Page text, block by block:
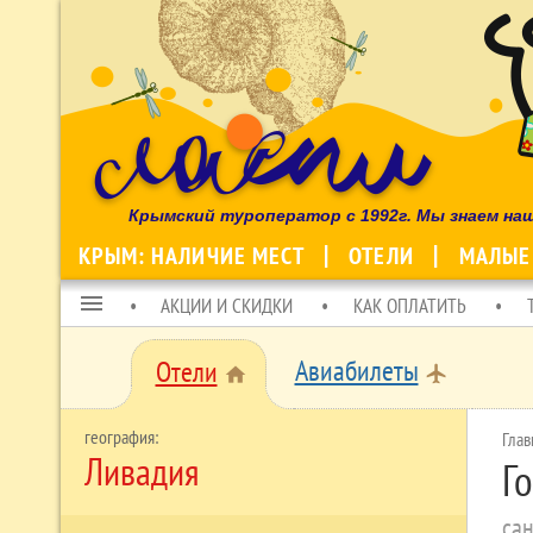
Крымский туроператор с 1992г. Мы знаем
КРЫМ: НАЛИЧИЕ МЕСТ ОТЕЛИ МАЛЫЕ
menu АКЦИИ И СКИДКИ КАК ОПЛАТИТЬ
Отели home Авиабилеты local_airport
Ливадия